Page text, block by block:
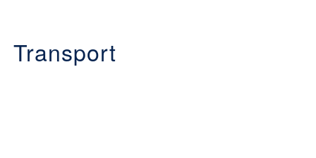
Transport